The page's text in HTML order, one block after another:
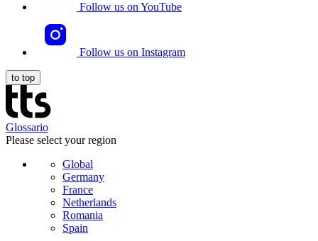
Follow us on YouTube
Follow us on Instagram
to top
Glossario
Please select your region
Global
Germany
France
Netherlands
Romania
Spain